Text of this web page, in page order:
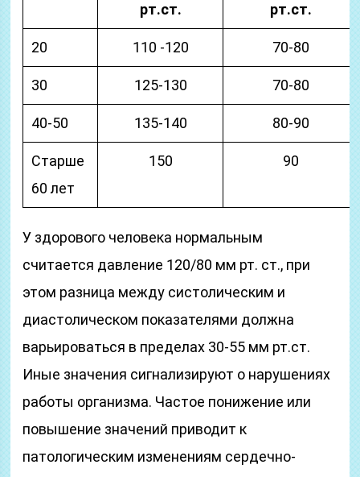
рт.ст.
рт.ст.
20 110 -120 70-80
30 125-130 70-80
40-50 135-140 80-90
Старше
60 лет
150 90
У здорового человека нормальным
считается давление 120/80 мм рт. ст., при
этом разница между систолическим и
диастолическом показателями должна
варьироваться в пределах 30-55 мм рт.ст.
Иные значения сигнализируют о нарушениях
работы организма. Частое понижение или
повышение значений приводит к
патологическим изменениям сердечно-